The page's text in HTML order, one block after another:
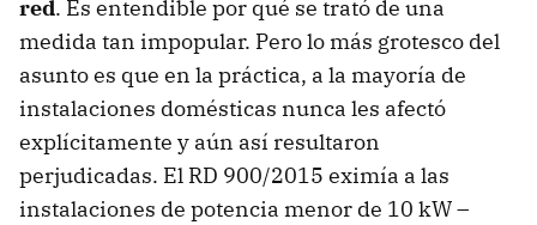
red. Es entendible por qué se trató de una
medida tan impopular. Pero lo más grotesco del
asunto es que en la práctica, a la mayoría de
instalaciones domésticas nunca les afectó
explícitamente y aún así resultaron
perjudicadas. El RD 900/2015 eximía a las
instalaciones de potencia menor de 10 kW –